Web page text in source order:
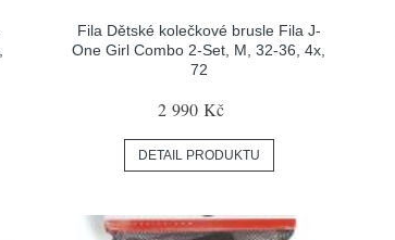
Fila Dětské kolečkové brusle Fila J-
One Girl Combo 2-Set, M, 32-36, 4x,
72
2 990 Kč
DETAIL PRODUKTU